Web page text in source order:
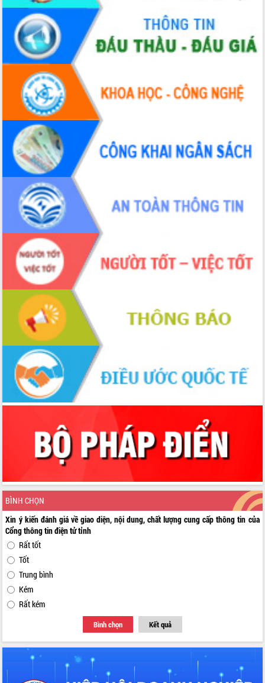
BÌNH CHỌN
Xin ý kiến đánh giá về giao diện, nội dung, chất lượng cung cấp thông tin của
Cổng thông tin điện tử tỉnh
Rất tốt
Tốt
Trung bình
Kém
Rất kém
Bình chọn Kết quả